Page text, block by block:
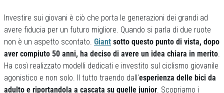
Investire sui giovani è ciò che porta le generazioni dei grandi ad
avere fiducia per un futuro migliore. Quando si parla di due ruote
non è un aspetto scontato. Giant sotto questo punto di vista, dopo
aver compiuto 50 anni, ha deciso di avere un idea chiara in merito.
Ha così realizzato modelli dedicati e investito sul ciclismo giovanile
agonistico e non solo. Il tutto traendo dall’esperienza delle bici da
adulto e riportandola a cascata su quelle junior. Scopriamo i